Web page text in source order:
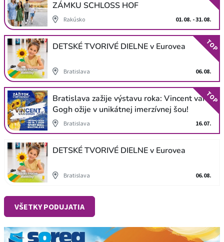
ZÁMKU SCHLOSS HOF
Rakúsko 01.08. - 31.08.
DETSKÉ TVORIVÉ DIELNE v Eurovea
Bratislava 06.08.
TOP
Bratislava zažije výstavu roka: Vincent van
Gogh ožije v unikátnej imerzívnej šou!
Bratislava 16.07.
TOP
DETSKÉ TVORIVÉ DIELNE v Eurovea
Bratislava 06.08.
VŠETKY PODUJATIA